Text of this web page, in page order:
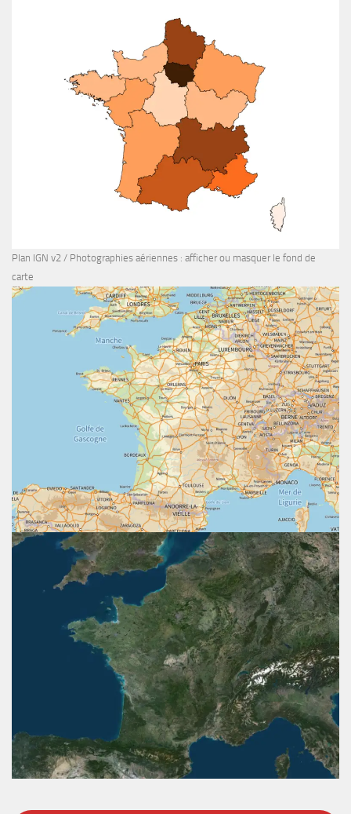
Plan IGN v2 / Photographies aériennes : afficher ou masquer le fond de
carte